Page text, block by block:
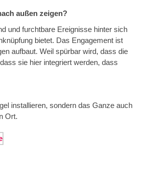
außen zeigen?
und furchtbare Ereignisse hinter sich
bietet. Das Engagement ist
aufbaut. Weil spürbar wird, dass die
sie hier integriert werden, dass
installieren, sondern das Ganze auch
Ort.